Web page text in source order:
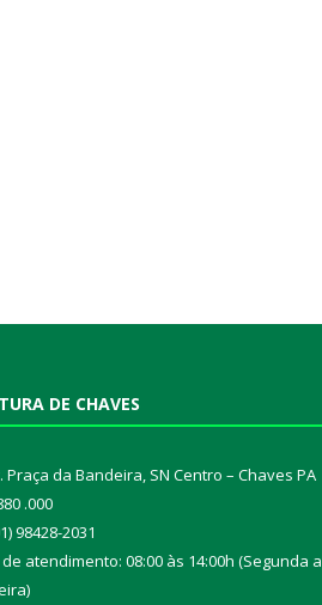
DE CHAVES
Praça da Bandeira, SN Centro – Chaves PA
.000
98428-2031
atendimento: 08:00 às 14:00h (Segunda a